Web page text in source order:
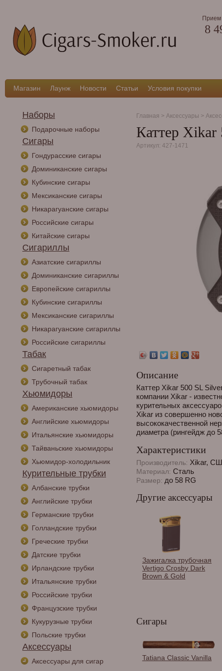
Прием
8
Магазин Лаунж Новости Статьи Условия покупки
Наборы
Подарочные наборы
Сигары
Гондурасские сигары
Доминиканские сигары
Кубинские сигары
Мексиканские сигары
Никарагуанские сигары
Российские сигары
Китайские сигары
Сигариллы
Азиатские сигариллы
Доминиканские сигариллы
Европейские сигариллы
Кубинские сигариллы
Мексиканские сигариллы
Никарагуанские сигариллы
Российские сигариллы
Табак
Сигаретный табак
Трубочный табак
Хьюмидоры
Американские хьюмидоры
Английские хьюмидоры
Итальянские хьюмидоры
Тайваньские хьюмидоры
Хьюмидор-холодильник
Курительные трубки
Албанские трубки
Английские трубки
Германские трубки
Голландские трубки
Греческие трубки
Датские трубки
Ирландские трубки
Итальянские трубки
Российские трубки
Французские трубки
Кукурузные трубки
Польские трубки
Аксессуары
Аксессуары для сигар
Главная > Аксессуары >
Каттер Xikar
Артикул: 427-1471
Описание
Каттер Xikar 500 SL
компании Xikar -
курительных
Xikar из совершенно
высококачественной
диаметра (рингейдж до
Характеристики
Производитель: Xikar,
Материал: Сталь
Размер: до 58 RG
Другие аксессуары
Зажигалка трубочная
Vertigo Crosby Dark
Brown & Gold
Каттер Lotus JAWS V-
Сигары
Tatiana Classic Vanilla